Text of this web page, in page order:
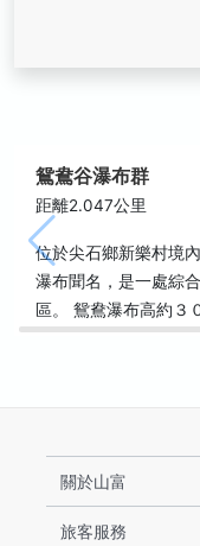
鴛鴦谷瀑布群
距離2.047公里
位於尖石鄉新樂村境
瀑布聞名，是一處綜
區。 鴛鴦瀑布高約３
關於山富
旅客服務